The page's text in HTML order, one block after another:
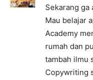
Sekarang ga
Mau belajar
Academy
rumah dan
tambah ilmu
Copywriting